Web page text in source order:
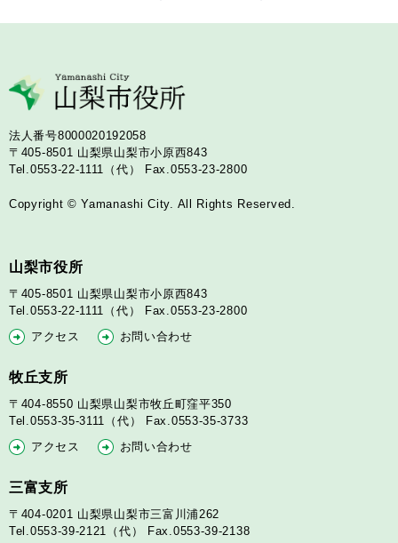
法人番号8000020192058
〒405-8501 山梨県山梨市小原西843
Tel.0553-22-1111（代）
Fax.0553-23-2800
Copyright © Yamanashi City. All Rights Reserved.
山梨市役所
〒405-8501 山梨県山梨市小原西843
Tel.0553-22-1111（代）
Fax.0553-23-2800
アクセス
お問い合わせ
牧丘支所
〒404-8550 山梨県山梨市牧丘町窪平350
Tel.0553-35-3111（代）
Fax.0553-35-3733
アクセス
お問い合わせ
三富支所
〒404-0201 山梨県山梨市三富川浦262
Tel.0553-39-2121（代）
Fax.0553-39-2138